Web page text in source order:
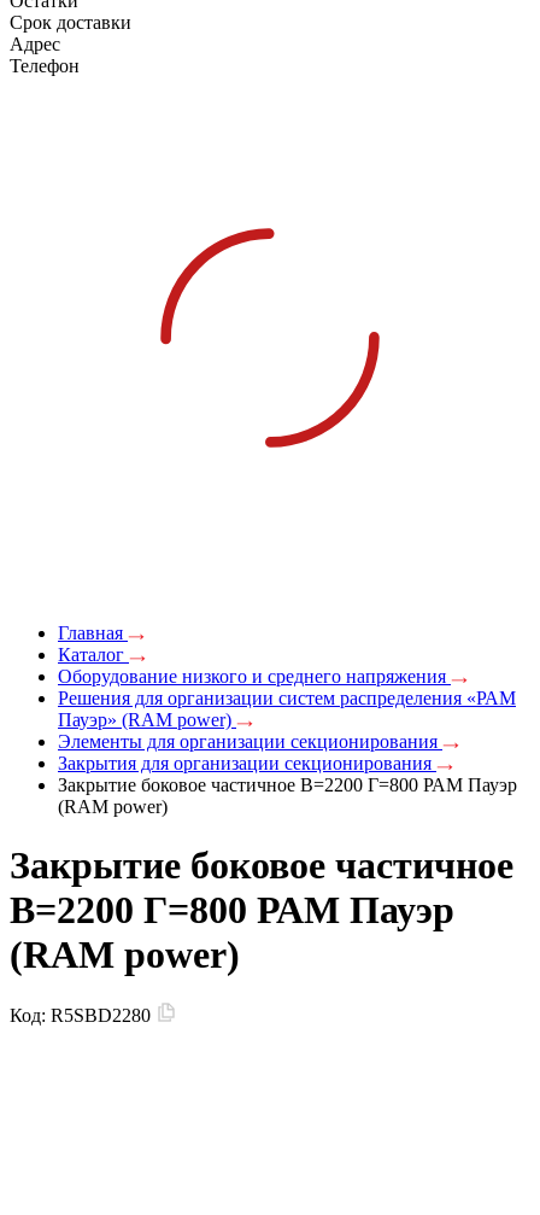
Срок доставки
Адрес
Телефон
Главная
Каталог
Оборудование низкого и среднего напряжения
Решения для организации систем распределения «РАМ
Пауэр» (RAM power)
Элементы для организации секционирования
Закрытия для организации секционирования
Закрытие боковое частичное В=2200 Г=800 РАМ Пауэр
(RAM power)
Закрытие боковое частичное
В=2200 Г=800 РАМ Пауэр
(RAM power)
Код: R5SBD2280